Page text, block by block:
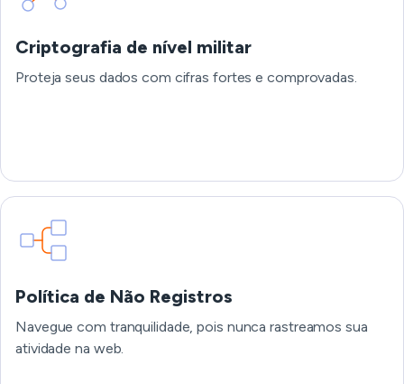
Criptografia de nível militar
Proteja seus dados com cifras fortes e comprovadas.
Política de Não Registros
Navegue com tranquilidade, pois nunca rastreamos sua
atividade na web.